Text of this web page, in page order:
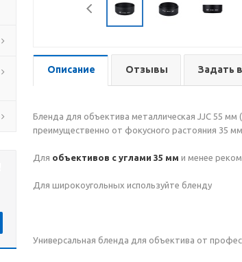
Описание Отзывы Задать
Бленда для объектива металлическая JJC 55 мм
преимущественно от фокусного растояния 35
Для объективов с углами 35 мм и менее
Для широкоугольных используйте бленду
Универсальная бленда для объектива от